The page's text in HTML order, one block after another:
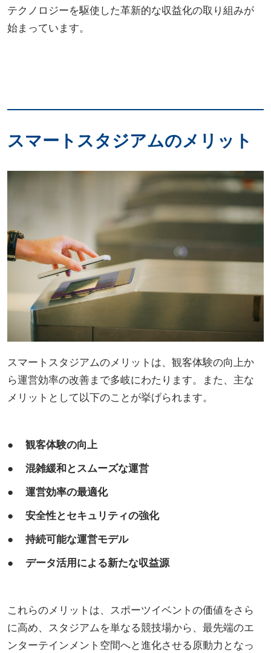
テクノロジーを駆使した革新的な収益化の取り組みが
始まっています。
スマートスタジアムのメリット
スマートスタジアムのメリットは、観客体験の向上か
ら運営効率の改善まで多岐にわたります。また、主な
メリットとして以下のことが挙げられます。
● 観客体験の向上
● 混雑緩和とスムーズな運営
● 運営効率の最適化
● 安全性とセキュリティの強化
● 持続可能な運営モデル
● データ活用による新たな収益源
これらのメリットは、スポーツイベントの価値をさら
に高め、スタジアムを単なる競技場から、最先端のエ
ンターテインメント空間へと進化させる原動力となっ